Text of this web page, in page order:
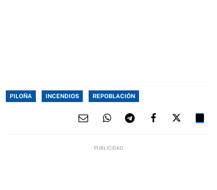
PILOÑA INCENDIOS REPOBLACIÓN